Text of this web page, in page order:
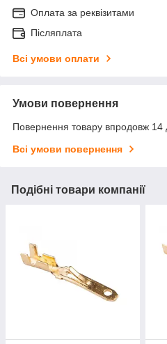
Оплата за реквізитами
Післяплата
Всі умови оплати
Умови повернення
Повернення товару впродовж 14
Всі умови повернення
Подібні товари компанії